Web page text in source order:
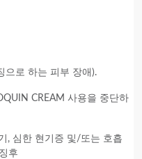
으로 하는 피부 장애).
CREAM 사용을 중단하
, 심한 현기증 및/또는 호흡
후